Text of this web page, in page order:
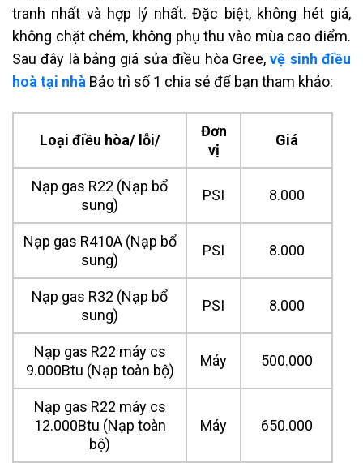
tranh nhất và hợp lý nhất. Đặc biệt, không hét giá,
không chặt chém, không phụ thu vào mùa cao điểm.
Sau đây là bảng giá sửa điều hòa Gree,vệ sinh điều
hoà tại nhà Bảo trì số 1 chia sẻ để bạn tham khảo:
Loại điều hòa/ lỗi/
Đơn
vị
Giá
Nạp gas R22 (Nạp bổ
sung)
PSI 8.000
Nạp gas R410A (Nạp bổ
sung)
PSI 8.000
Nạp gas R32 (Nạp bổ
sung)
PSI 8.000
Nạp gas R22 máy cs
9.000Btu (Nạp toàn bộ)
Máy 500.000
Nạp gas R22 máy cs
12.000Btu (Nạp toàn
bộ)
Máy 650.000